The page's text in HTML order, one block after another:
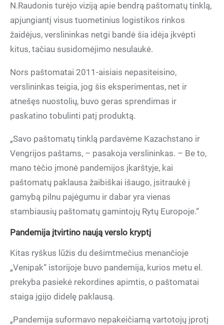
N.Raudonis turėjo viziją apie bendrą paštomatų tinklą,
apjungiantį visus tuometinius logistikos rinkos
žaidėjus, verslininkas netgi bandė šia idėja įkvėpti
kitus, tačiau susidomėjimo nesulaukė.
Nors paštomatai 2011-aisiais nepasiteisino,
verslininkas teigia, jog šis eksperimentas, net ir
atnešęs nuostolių, buvo geras sprendimas ir
paskatino tobulinti patį produktą.
„Savo paštomatų tinklą pardavėme Kazachstano ir
Vengrijos paštams, – pasakoja verslininkas. – Be to,
mano tėčio įmonė pandemijos įkarštyje, kai
paštomatų paklausa žaibiškai išaugo, įsitraukė į
gamybą pilnu pajėgumu ir dabar yra vienas
stambiausių paštomatų gamintojų Rytų Europoje.“
Pandemija įtvirtino naują verslo kryptį
Kitas ryškus lūžis du dešimtmečius menančioje
„Venipak“ istorijoje buvo pandemija, kurios metu el.
prekyba pasiekė rekordines apimtis, o paštomatai
staiga įgijo didelę paklausą.
„Pandemija suformavo nepakeičiamą vartotojų įprotį